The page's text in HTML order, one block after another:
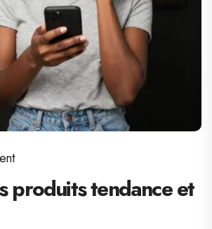
produits tendance et